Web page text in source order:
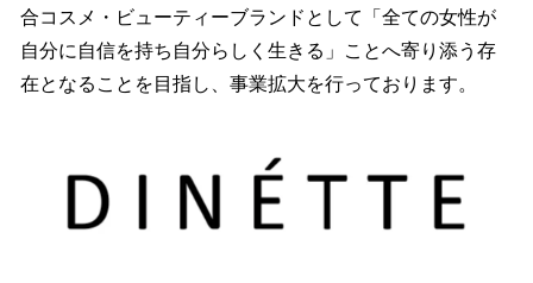
合コスメ・ビューティーブランドとして「全ての女性が
自分に自信を持ち自分らしく生きる」ことへ寄り添う存
在となることを目指し、事業拡大を行っております。